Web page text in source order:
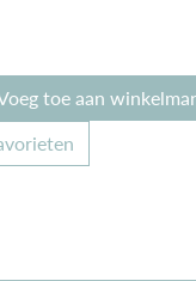
toe aan